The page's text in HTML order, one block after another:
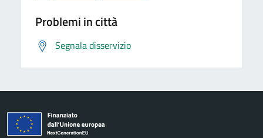
Problemi in città
Segnala disservizio